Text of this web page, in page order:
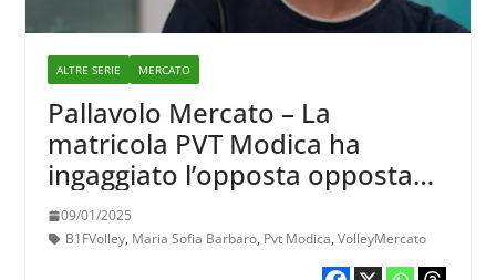
ALTRE SERIE MERCATO
Pallavolo Mercato – La
matricola PVT Modica ha
ingaggiato l’opposta opposta
palermitana Mariasofia
Barbaro
09/01/2025
B1FVolley, Maria Sofia Barbaro, Pvt Modica, VolleyMercato